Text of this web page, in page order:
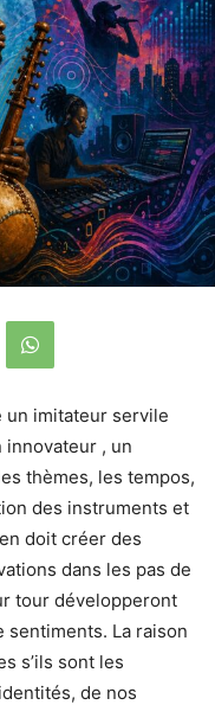
un imitateur servile
, un
thèmes, les tempos,
des instruments et
doit créer des
dans les pas de
tour développeront
sentiments. La raison
s’ils sont les
de nos